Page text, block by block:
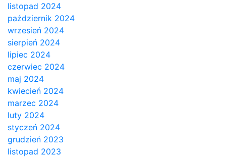
listopad 2024
październik 2024
wrzesień 2024
sierpień 2024
lipiec 2024
czerwiec 2024
maj 2024
kwiecień 2024
marzec 2024
luty 2024
styczeń 2024
grudzień 2023
listopad 2023